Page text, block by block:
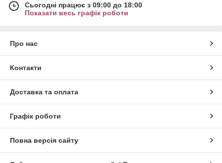
Сьогодні працює з 09:00 до 18:00
Показати весь графік роботи
Про нас
Контакти
Доставка та оплата
Графік роботи
Повна версія сайту